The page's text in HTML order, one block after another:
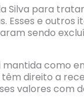
Silva para
Esses e outros
sendo
como
têm direito a
valores com